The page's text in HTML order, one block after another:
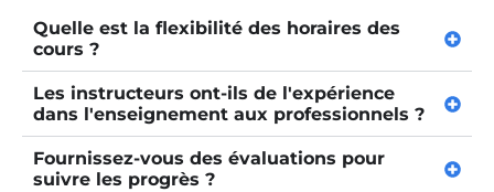
Quelle est la flexibilité des horaires des
cours ?
Les instructeurs ont-ils de l'expérience
dans l'enseignement aux professionnels ?
Fournissez-vous des évaluations pour
suivre les progrès ?